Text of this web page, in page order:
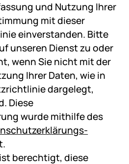
und Nutzung Ihrer
mit dieser
einverstanden. Bitte
unseren Dienst zu oder
wenn Sie nicht mit der
Ihrer Daten, wie in
dargelegt,
Diese
wurde mithilfe des
berechtigt, diese